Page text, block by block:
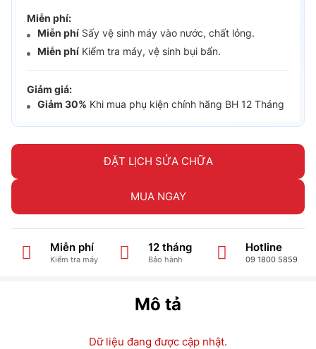
Miễn phí:
Miễn phí Sấy vệ sinh máy vào nước, chất lỏng.
Miễn phí Kiểm tra máy, vệ sinh bụi bẩn.
Giảm giá:
Giảm 30% Khi mua phụ kiện chính hãng BH 12 Tháng
ĐẶT LỊCH SỬA CHỮA
MUA NGAY
Miễn phí
Kiểm tra máy
12 tháng
Bảo hành
Hotline
09 1800 5859
Mô tả
Dữ liệu đang được cập nhật.